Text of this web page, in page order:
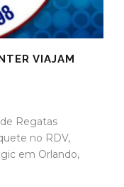
VIAJAM
Regatas
no RDV,
em Orlando,